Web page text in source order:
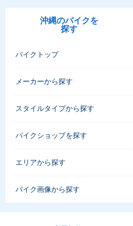
沖縄のバイクを
探す
バイクトップ
メーカーから探す
スタイルタイプから探す
バイクショップを探す
エリアから探す
バイク画像から探す